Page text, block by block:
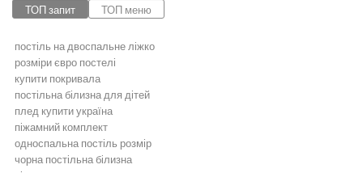
ТОП запит ТОП меню
постіль на двоспальне ліжко
розміри євро постелі
купити покривала
постільна білизна для дітей
плед купити україна
піжамний комплект
односпальна постіль розмір
чорна постільна білизна